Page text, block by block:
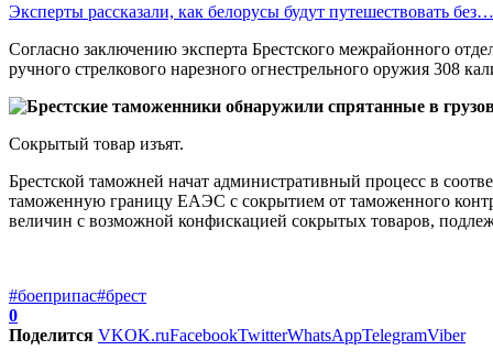
Эксперты рассказали, как белорусы будут путешествовать без…
Согласно заключению эксперта Брестского межрайонного
ручного стрелкового нарезного огнестрельного оружия 308
Сокрытый товар изъят.
Брестской таможней начат административный процесс в
таможенную границу ЕАЭС с сокрытием от таможенного
величин с возможной конфискацией сокрытых товаров,
#боеприпас#брест
0
Поделится VKOK.ruFacebookTwitterWhatsAppTelegramViber